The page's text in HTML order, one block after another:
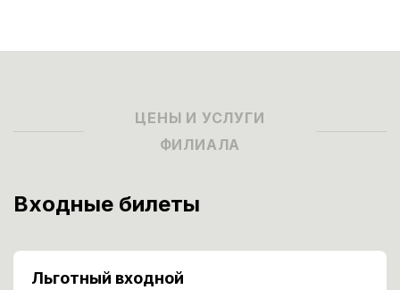
ЦЕНЫ И УСЛУГИ
ФИЛИАЛА
Входные билеты
Льготный входной